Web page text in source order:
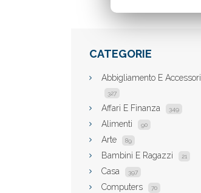
CATEGORIE
Abbigliamento E Accessori
327
Affari E Finanza 349
Alimenti 90
Arte 89
Bambini E Ragazzi 21
Casa 397
Computers 70